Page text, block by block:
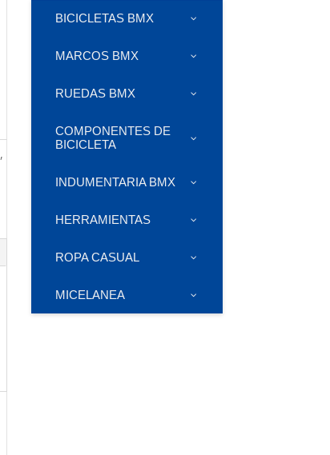
,
BICICLETAS BMX
MARCOS BMX
RUEDAS BMX
COMPONENTES DE
BICICLETA
INDUMENTARIA BMX
HERRAMIENTAS
ROPA CASUAL
MICELANEA